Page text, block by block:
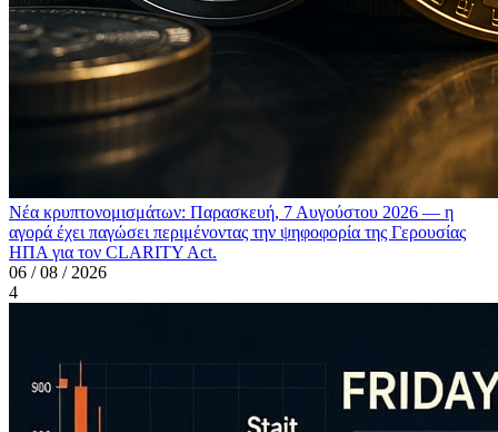
Νέα κρυπτονομισμάτων: Παρασκευή, 7 Αυγούστου 2026 — η
αγορά έχει παγώσει περιμένοντας την ψηφοφορία της Γερουσίας
ΗΠΑ για τον CLARITY Act.
06 / 08 / 2026
4